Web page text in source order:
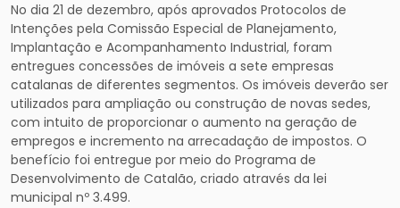
No dia 21 de dezembro, após aprovados Protocolos de
Intenções pela Comissão Especial de Planejamento,
Implantação e Acompanhamento Industrial, foram
entregues concessões de imóveis a sete empresas
catalanas de diferentes segmentos. Os imóveis deverão ser
utilizados para ampliação ou construção de novas sedes,
com intuito de proporcionar o aumento na geração de
empregos e incremento na arrecadação de impostos. O
benefício foi entregue por meio do Programa de
Desenvolvimento de Catalão, criado através da lei
municipal nº 3.499.